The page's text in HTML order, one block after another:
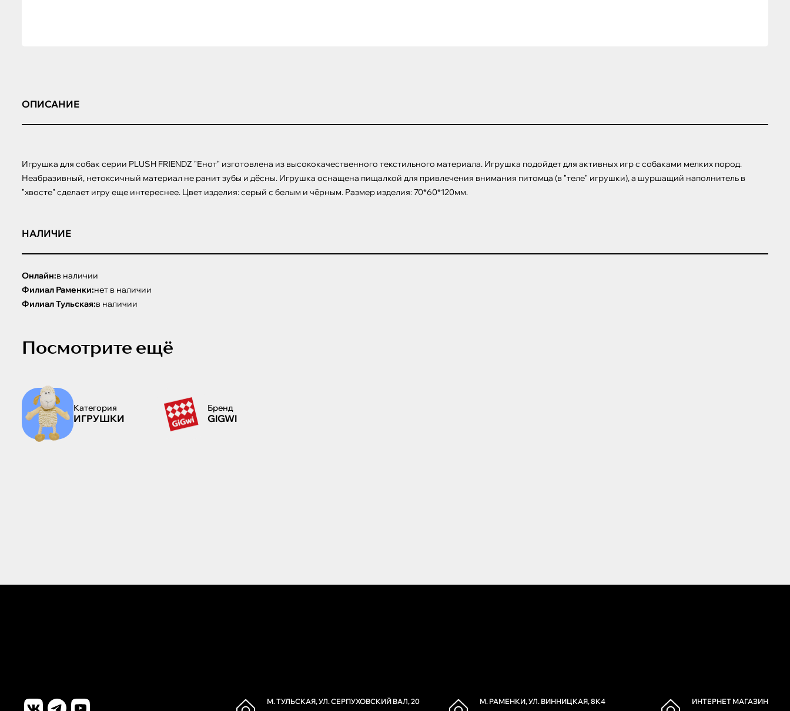
ОПИСАНИЕ
Игрушка для собак серии PLUSH FRIENDZ "Енот" изготовлена из высококачественного текстильного материала. Игрушка подойдет для активных игр с собаками мелких пород.
Неабразивный, нетоксичный материал не ранит зубы и дёсны. Игрушка оснащена пищалкой для привлечения внимания питомца (в "теле" игрушки), а шуршащий наполнитель в
"хвосте" сделает игру еще интереснее. Цвет изделия: серый с белым и чёрным. Размер изделия: 70*60*120мм.
НАЛИЧИЕ
Онлайн:в наличии
Филиал Раменки:нет в наличии
Филиал Тульская:в наличии
Посмотрите ещё
Категория
ИГРУШКИ
Бренд
GIGWI
М. ТУЛЬСКАЯ, УЛ. СЕРПУХОВСКИЙ ВАЛ, 20 М. РАМЕНКИ, УЛ. ВИННИЦКАЯ, 8К4 ИНТЕРНЕТ МАГАЗИН